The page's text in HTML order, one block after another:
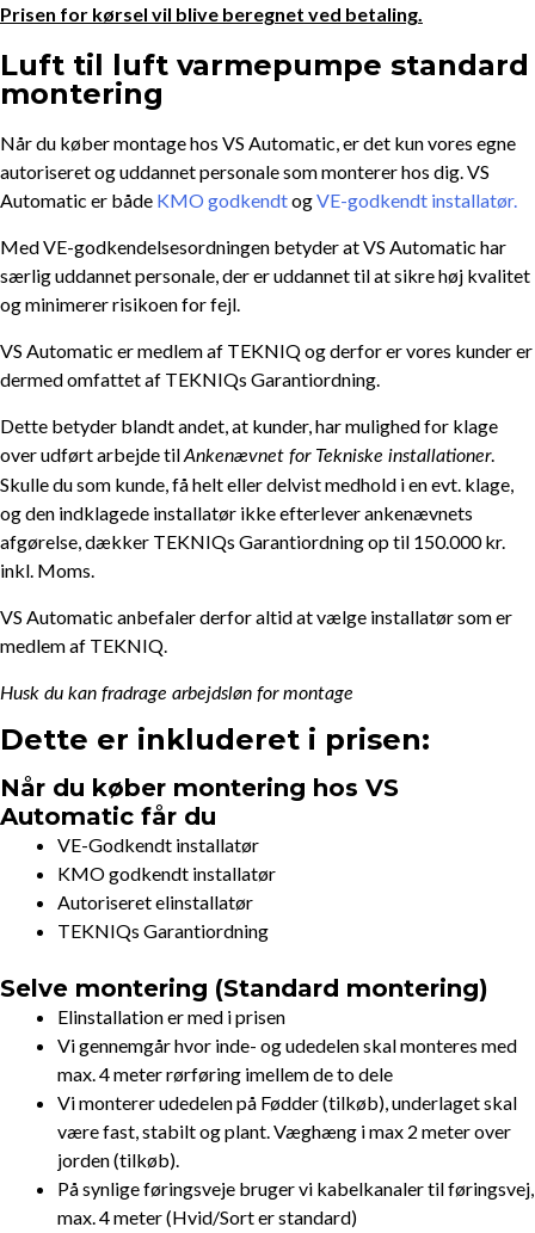
Prisen for kørsel vil blive beregnet ved betaling.
Luft til luft varmepumpe standard
montering
Når du køber montage hos VS Automatic, er det kun vores egne
autoriseret og uddannet personale som monterer hos dig. VS
Automatic er både KMO godkendtogVE-godkendt installatør.
Med VE-godkendelsesordningen betyder at VS Automatic har
særlig uddannet personale, der er uddannet til at sikre høj kvalitet
og minimerer risikoen for fejl.
VS Automatic er medlem af TEKNIQ og derfor er vores kunder er
dermed omfattet af TEKNIQs Garantiordning.
Dette betyder blandt andet, at kunder, har mulighed for klage
over udført arbejde tilAnkenævnet for Tekniske installationer.
Skulle du som kunde, få helt eller delvist medhold i en evt. klage,
og den indklagede installatør ikke efterlever ankenævnets
afgørelse, dækker TEKNIQs Garantiordning op til 150.000 kr.
inkl. Moms.
VS Automatic anbefaler derfor altid at vælge installatør som er
medlem af TEKNIQ.
Husk du kan fradrage arbejdsløn for montage
Dette er inkluderet i prisen:
Når du køber montering hos VS
Automatic får du
VE-Godkendt installatør
KMO godkendt installatør
Autoriseret elinstallatør
TEKNIQs Garantiordning
Selve montering (Standard montering)
Elinstallation er med i prisen
Vi gennemgår hvor inde- og udedelen skal monteres med
max. 4 meter rørføring imellem de to dele
Vi monterer udedelen på Fødder (tilkøb), underlaget skal
være fast, stabilt og plant. Væghæng i max 2 meter over
jorden (tilkøb).
På synlige føringsveje bruger vi kabelkanaler til føringsvej,
max. 4 meter (Hvid/Sort er standard)